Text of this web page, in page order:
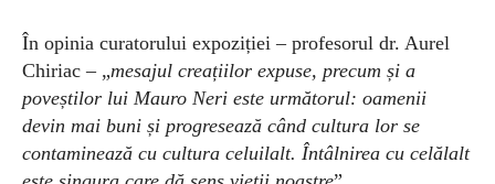
În opinia curatorului expoziției – profesorul dr. Aurel
Chiriac – „mesajul creațiilor expuse, precum și a
poveștilor lui Mauro Neri este următorul: oamenii
devin mai buni și progresează când cultura lor se
contaminează cu cultura celuilalt. Întâlnirea cu celălalt